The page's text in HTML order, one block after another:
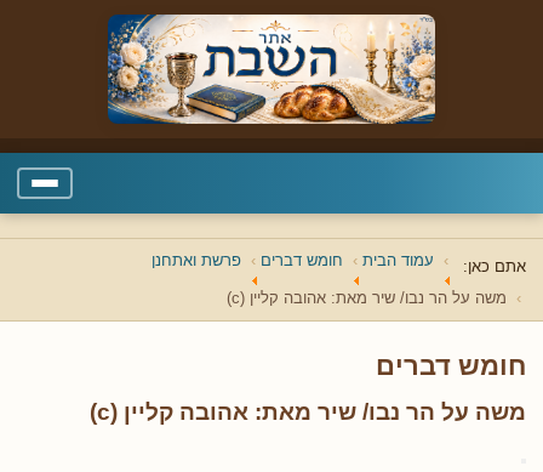
אתם כאן: עמוד הבית חומש דברים פרשת ואתחנן
משה על הר נבו/ שיר מאת: אהובה קליין (c)
חומש דברים
משה על הר נבו/ שיר מאת: אהובה קליין (c)